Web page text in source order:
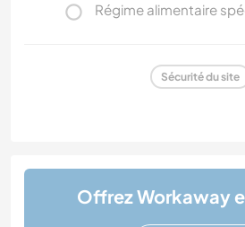
Régime alimentaire
Sécurité du site
Offrez Workaway